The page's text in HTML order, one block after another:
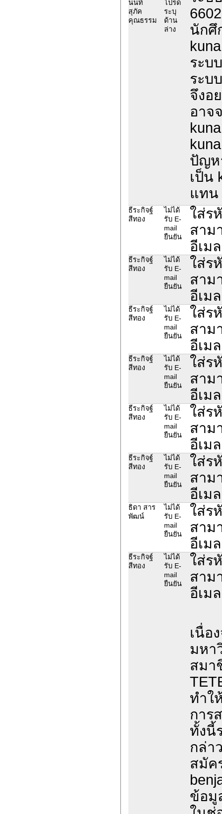
นนท์
สุภัค
คุณธรรม
โปรด
ระบุ
ด้าน
ล่าง
นักศึ
ระบ
ระบ
จึงอ
อาจ
ปัญห
เป็น
แทน
ธีระกิจฐ์
สีทอง
ไม่ได้
รับ E-
mail
ยืนยัน
ใส่ร
สาม
อีเม
ธีระกิจฐ์
สีทอง
ไม่ได้
รับ E-
mail
ยืนยัน
ใส่ร
สาม
อีเม
ธีระกิจฐ์
สีทอง
ไม่ได้
รับ E-
mail
ยืนยัน
ใส่ร
สาม
อีเม
ธีระกิจฐ์
สีทอง
ไม่ได้
รับ E-
mail
ยืนยัน
ใส่ร
สาม
อีเม
ธีระกิจฐ์
สีทอง
ไม่ได้
รับ E-
mail
ยืนยัน
ใส่ร
สาม
อีเม
ธีระกิจฐ์
สีทอง
ไม่ได้
รับ E-
mail
ยืนยัน
ใส่ร
สาม
อีเม
ธิดา สาร
พัฒน์
ไม่ได้
รับ E-
mail
ยืนยัน
ใส่ร
สาม
อีเม
ธีระกิจฐ์
สีทอง
ไม่ได้
รับ E-
mail
ยืนยัน
ใส่ร
สาม
อีเม
เนื่อ
มหา
สมา
ทำใ
การ
ทั้งนี้
กล่า
สมัค
ข้อมู